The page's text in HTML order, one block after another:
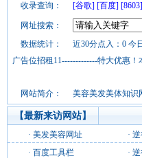
收录查询： [谷歌] [百度] [8603]
网址搜索：
数据统计：
近30分点入：0 今
广告位招租11-------------特大优惠
网站简介：
美容美发美体知识
【最新来访网站】
· 美发美容网址 ·
· 百度工具栏 · 逆